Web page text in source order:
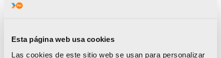
Esta página web usa cookies
Las cookies de este sitio web se usan para personalizar